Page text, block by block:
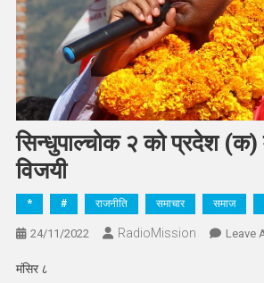
सिन्धुपाल्चोक २ को प्रदेश (क)
विजयी
* # राजनीति समाचार समाज
24/11/2022 RadioMission Leave
मंसिर ८